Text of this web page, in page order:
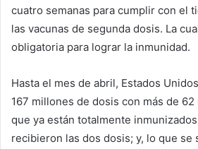
cuatro semanas para cumplir con el
las vacunas de segunda dosis. La
obligatoria para lograr la inmunidad.
Hasta el mes de abril, Estados
167 millones de dosis con más de
que ya están totalmente
recibieron las dos dosis; y, lo que se